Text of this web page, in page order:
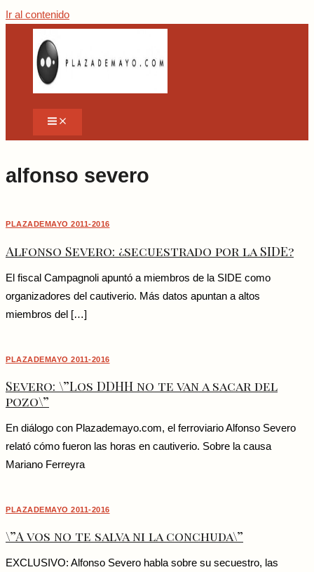
Ir al contenido
alfonso severo
PLAZADEMAYO 2011-2016
Alfonso Severo: ¿secuestrado por la SIDE?
El fiscal Campagnoli apuntó a miembros de la SIDE como
organizadores del cautiverio. Más datos apuntan a altos
miembros del […]
PLAZADEMAYO 2011-2016
Severo: \”Los DDHH no te van a sacar del
pozo\”
En diálogo con Plazademayo.com, el ferroviario Alfonso Severo
relató cómo fueron las horas en cautiverio. Sobre la causa
Mariano Ferreyra
PLAZADEMAYO 2011-2016
\”A vos no te salva ni la conchuda\”
EXCLUSIVO: Alfonso Severo habla sobre su secuestro, las